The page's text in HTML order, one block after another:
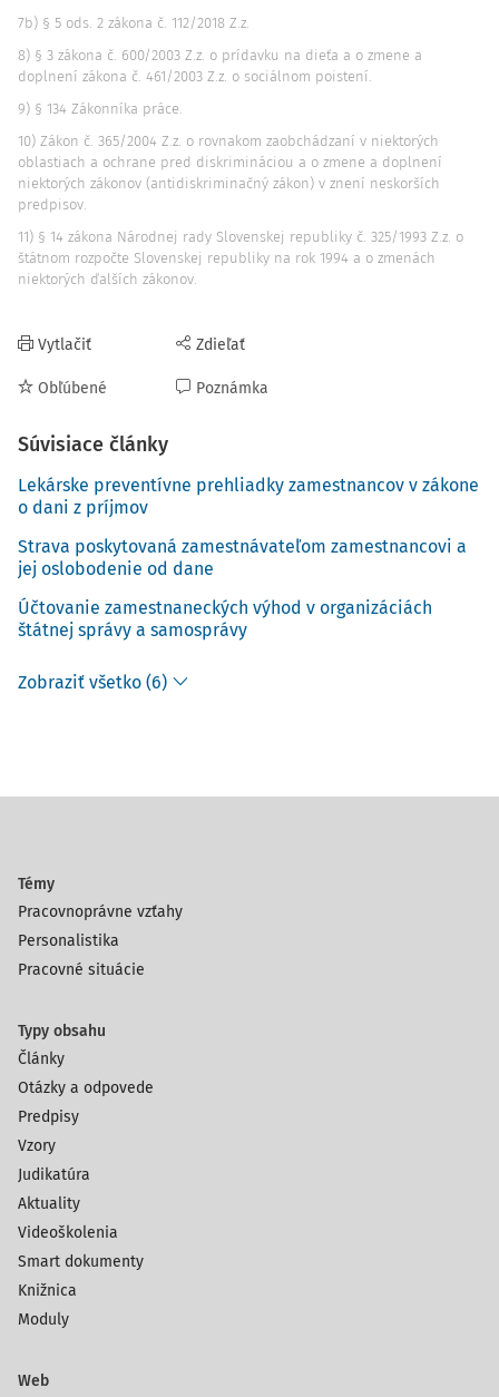
7b) § 5 ods. 2 zákona č. 112/2018 Z.z.
8) § 3 zákona č. 600/2003 Z.z. o prídavku na dieťa a o zmene a
doplnení zákona č. 461/2003 Z.z. o sociálnom poistení.
9) § 134 Zákonníka práce.
10) Zákon č. 365/2004 Z.z. o rovnakom zaobchádzaní v niektorých
oblastiach a ochrane pred diskrimináciou a o zmene a doplnení
niektorých zákonov (antidiskriminačný zákon) v znení neskorších
predpisov.
11) § 14 zákona Národnej rady Slovenskej republiky č. 325/1993 Z.z. o
štátnom rozpočte Slovenskej republiky na rok 1994 a o zmenách
niektorých ďalších zákonov.
Vytlačiť
Obľúbené
Zdieľať
Poznámka
Súvisiace články
Lekárske preventívne prehliadky zamestnancov v zákone
o dani z príjmov
Strava poskytovaná zamestnávateľom zamestnancovi a
jej oslobodenie od dane
Účtovanie zamestnaneckých výhod v organizáciách
štátnej správy a samosprávy
Zobraziť všetko (6)
Témy
Pracovnoprávne vzťahy
Personalistika
Pracovné situácie
Typy obsahu
Články
Otázky a odpovede
Predpisy
Vzory
Judikatúra
Aktuality
Videoškolenia
Smart dokumenty
Knižnica
Moduly
Web